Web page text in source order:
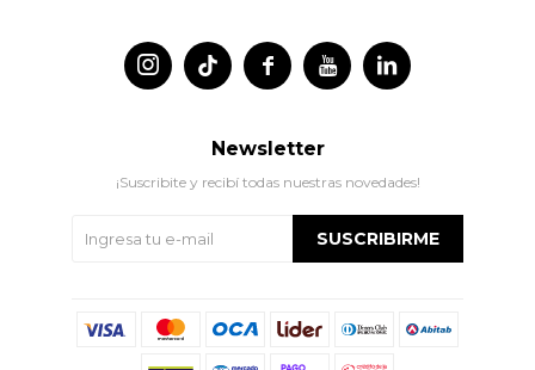
 
 
Newsletter
¡Suscribite y recibí todas nuestras novedades!
SUSCRIBIRME